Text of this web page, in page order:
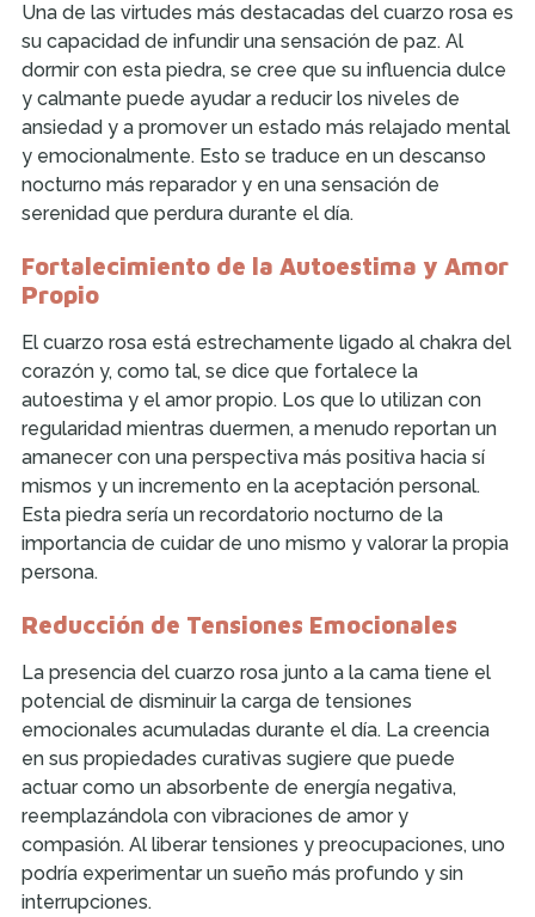
Una de las virtudes más destacadas del cuarzo rosa es
su capacidad de infundir una sensación de paz. Al
dormir con esta piedra, se cree que su influencia dulce
y calmante puede ayudar a reducir los niveles de
ansiedad y a promover un estado más relajado mental
y emocionalmente. Esto se traduce en un descanso
nocturno más reparador y en una sensación de
serenidad que perdura durante el día.
Fortalecimiento de la Autoestima y Amor
Propio
El cuarzo rosa está estrechamente ligado al chakra del
corazón y, como tal, se dice que fortalece la
autoestima y el amor propio. Los que lo utilizan con
regularidad mientras duermen, a menudo reportan un
amanecer con una perspectiva más positiva hacia sí
mismos y un incremento en la aceptación personal.
Esta piedra sería un recordatorio nocturno de la
importancia de cuidar de uno mismo y valorar la propia
persona.
Reducción de Tensiones Emocionales
La presencia del cuarzo rosa junto a la cama tiene el
potencial de disminuir la carga de tensiones
emocionales acumuladas durante el día. La creencia
en sus propiedades curativas sugiere que puede
actuar como un absorbente de energía negativa,
reemplazándola con vibraciones de amor y
compasión. Al liberar tensiones y preocupaciones, uno
podría experimentar un sueño más profundo y sin
interrupciones.